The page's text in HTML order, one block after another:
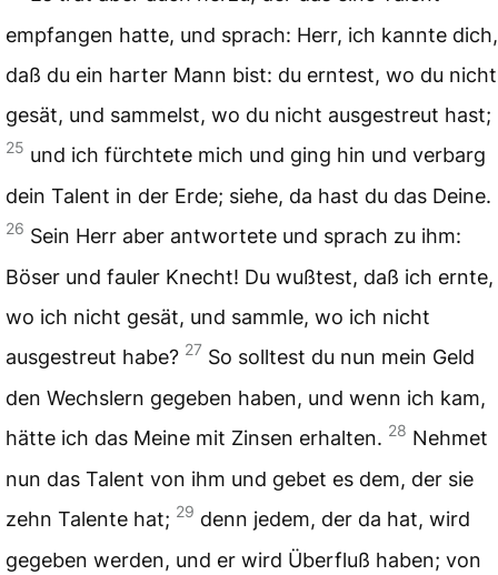
empfangen hatte, und sprach: Herr, ich kannte dich,
daß du ein harter Mann bist: du erntest, wo du nicht
gesät, und sammelst, wo du nicht ausgestreut hast;
25 und ich fürchtete mich und ging hin und verbarg
dein Talent in der Erde; siehe, da hast du das Deine.
26 Sein Herr aber antwortete und sprach zu ihm:
Böser und fauler Knecht! Du wußtest, daß ich ernte,
wo ich nicht gesät, und sammle, wo ich nicht
ausgestreut habe? 27 So solltest du nun mein Geld
den Wechslern gegeben haben, und wenn ich kam,
hätte ich das Meine mit Zinsen erhalten. 28 Nehmet
nun das Talent von ihm und gebet es dem, der sie
zehn Talente hat; 29 denn jedem, der da hat, wird
gegeben werden, und er wird Überfluß haben; von